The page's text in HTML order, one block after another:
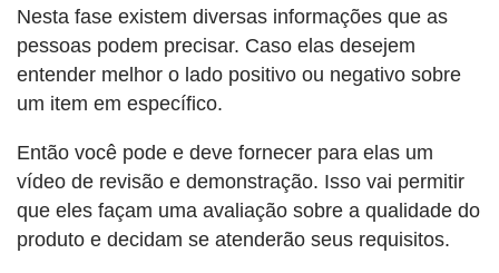
Nesta fase existem diversas informações que as
pessoas podem precisar. Caso elas desejem
entender melhor o lado positivo ou negativo sobre
um item em específico.
Então você pode e deve fornecer para elas um
vídeo de revisão e demonstração. Isso vai permitir
que eles façam uma avaliação sobre a qualidade do
produto e decidam se atenderão seus requisitos.